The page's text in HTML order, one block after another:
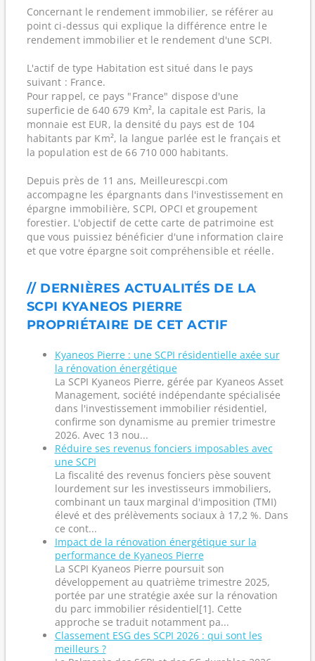
Concernant le rendement immobilier, se référer au
point ci-dessus qui explique la différence entre le
rendement immobilier et le rendement d'une SCPI.
L'actif de type Habitation est situé dans le pays
suivant : France.
Pour rappel, ce pays "France" dispose d'une
superficie de 640 679 Km², la capitale est Paris, la
monnaie est EUR, la densité du pays est de 104
habitants par Km², la langue parlée est le français et
la population est de 66 710 000 habitants.
Depuis près de 11 ans, Meilleurescpi.com
accompagne les épargnants dans l'investissement en
épargne immobilière, SCPI, OPCI et groupement
forestier. L'objectif de cette carte de patrimoine est
que vous puissiez bénéficier d'une information claire
et que votre épargne soit compréhensible et réelle.
// DERNIÈRES ACTUALITÉS DE LA
SCPI KYANEOS PIERRE
PROPRIÉTAIRE DE CET ACTIF
Kyaneos Pierre : une SCPI résidentielle axée sur
la rénovation énergétique
La SCPI Kyaneos Pierre, gérée par Kyaneos Asset
Management, société indépendante spécialisée
dans l'investissement immobilier résidentiel,
confirme son dynamisme au premier trimestre
2026. Avec 13 nou...
Réduire ses revenus fonciers imposables avec
une SCPI
La fiscalité des revenus fonciers pèse souvent
lourdement sur les investisseurs immobiliers,
combinant un taux marginal d'imposition (TMI)
élevé et des prélèvements sociaux à 17,2 %. Dans
ce cont...
Impact de la rénovation énergétique sur la
performance de Kyaneos Pierre
La SCPI Kyaneos Pierre poursuit son
développement au quatrième trimestre 2025,
portée par une stratégie axée sur la rénovation
du parc immobilier résidentiel[1]. Cette
approche se traduit notamment pa...
Classement ESG des SCPI 2026 : qui sont les
meilleurs ?